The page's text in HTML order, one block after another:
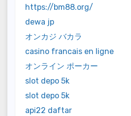
https://bm88.org/
dewa jp
オンカジ バカラ
casino francais en ligne
オンライン ポーカー
slot depo 5k
slot depo 5k
api22 daftar